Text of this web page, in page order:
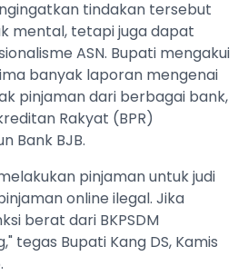
tindakan tersebut
mental, tetapi juga dapat
ASN. Bupati mengakui
banyak laporan mengenai
pinjaman dari berbagai bank,
Rakyat (BPR)
Bank BJB.
pinjaman untuk judi
online ilegal. Jika
berat dari BKPSDM
tegas Bupati Kang DS, Kamis